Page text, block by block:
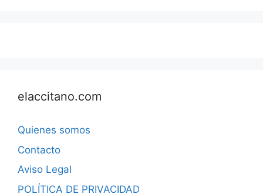
elaccitano.com
Quienes somos
Contacto
Aviso Legal
POLÍTICA DE PRIVACIDAD